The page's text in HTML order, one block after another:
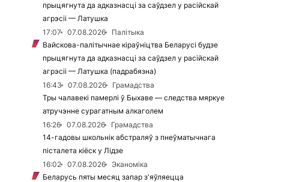
прыцягнута да адказнасці за саўдзел у расійскай
агрэсіі — Латушка
17:07
07.08.2026
Палітыка
Вайскова-палітычнае кіраўніцтва Беларусі будзе
прыцягнута да адказнасці за саўдзел у расійскай
агрэсіі — Латушка (падрабязна)
16:43
07.08.2026
Грамадства
Тры чалавекі памерлі ў Быхаве — следства мяркуе
атручэнне сурагатным алкаголем
16:26
07.08.2026
Грамадства
14-гадовы школьнік абстраляў з пнеўматычнага
пісталета кіёск у Лідзе
16:02
07.08.2026
Эканоміка
Беларусь пяты месяц запар з'яўляецца